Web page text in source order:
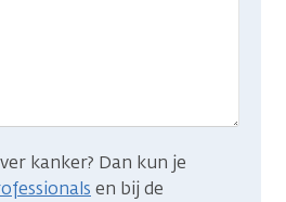
kanker? Dan kun je
en bij de